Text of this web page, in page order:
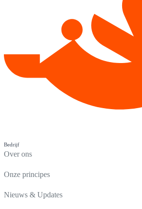
Bedrijf
Over ons
Onze principes
Nieuws & Updates